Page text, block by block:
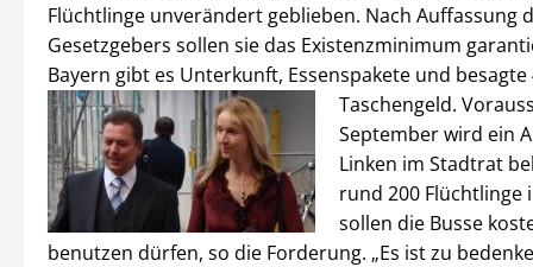
Flüchtlinge unverändert geblieben. Nach Auffassung
Gesetzgebers sollen sie das Existenzminimum
Bayern gibt es Unterkunft, Essenspakete und besagte
Taschengeld.
September wird ein
Linken im Stadtrat
rund 200 Flüchtlinge
sollen die Busse
benutzen dürfen, so die Forderung. „Es ist zu